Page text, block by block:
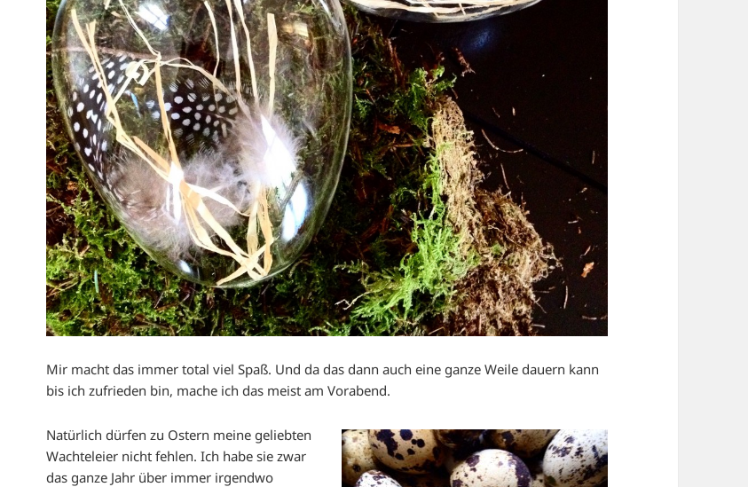
Mir macht das immer total viel Spaß. Und da das dann auch eine ganze Weile dauern kann
bis ich zufrieden bin, mache ich das meist am Vorabend.
Natürlich dürfen zu Ostern meine geliebten
Wachteleier nicht fehlen. Ich habe sie zwar
das ganze Jahr über immer irgendwo